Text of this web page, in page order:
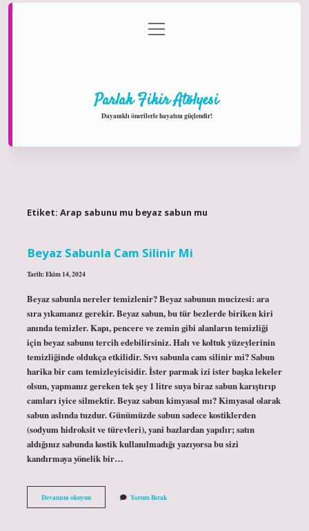
Gizlilik Politikası
menüyü
aç
Parlak Fikir Atölyesi
Dayanıklı önerilerle hayatını güçlendir!
Etiket: Arap sabunu mu beyaz sabun mu
Beyaz Sabunla Cam Silinir Mi
Tarih: Ekim 14, 2024
Beyaz sabunla nereler temizlenir? Beyaz sabunun mucizesi: ara
sıra yıkamanız gerekir. Beyaz sabun, bu tür bezlerde biriken kiri
anında temizler. Kapı, pencere ve zemin gibi alanların temizliği
için beyaz sabunu tercih edebilirsiniz. Halı ve koltuk yüzeylerinin
temizliğinde oldukça etkilidir. Sıvı sabunla cam silinir mi? Sabun
harika bir cam temizleyicisidir. İster parmak izi ister başka lekeler
olsun, yapmanız gereken tek şey 1 litre suya biraz sabun karıştırıp
camları iyice silmektir. Beyaz sabun kimyasal mı? Kimyasal olarak
sabun aslında tuzdur. Günümüzde sabun sadece kostiklerden
(sodyum hidroksit ve türevleri), yani bazlardan yapılır; satın
aldığınız sabunda kostik kullanılmadığı yazıyorsa bu sizi
kandırmaya yönelik bir…
Devamını okuyunBeyaz
Sabunla
Yorum Bırak